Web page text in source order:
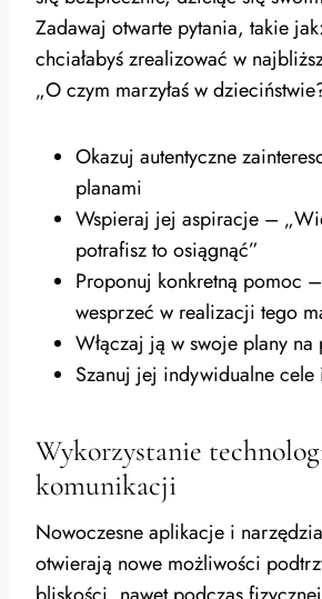
Zadawaj otwarte pytania, takie
chciałabyś zrealizować w
„O czym marzyłaś w
Okazuj autentyczne
planami
Wspieraj jej aspiracje –
potrafisz to osiągnąć”
Proponuj konkretną pomoc
wesprzeć w realizacji tego
Włączaj ją w swoje plany na
Szanuj jej indywidualne
Wykorzystanie
komunikacji
Nowoczesne aplikacje i
otwierają nowe możliwości